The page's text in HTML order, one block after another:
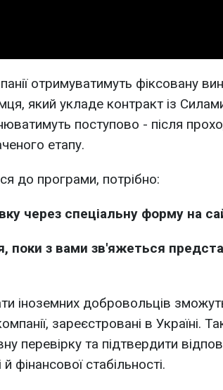
отримуватимуть фіксовану
який укладе контракт із
поступово - після
етапу.
до програми, потрібно:
через спеціальну форму на
поки з вами зв'яжеться
іноземних добровольців
зареєстровані в Україні.
перевірку та підтвердити
фінансової стабільності.